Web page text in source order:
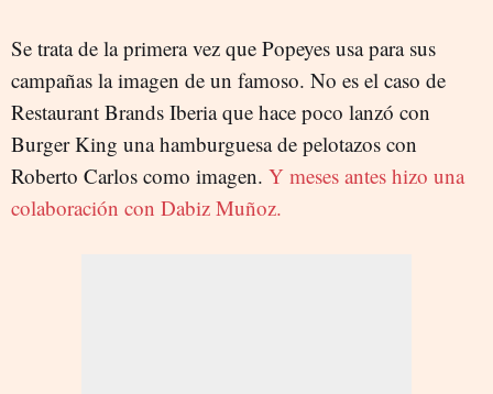
Se trata de la primera vez que Popeyes usa para sus
campañas la imagen de un famoso. No es el caso de
Restaurant Brands Iberia que hace poco lanzó con
Burger King una hamburguesa de pelotazos con
Roberto Carlos como imagen. Y meses antes hizo una
colaboración con Dabiz Muñoz.